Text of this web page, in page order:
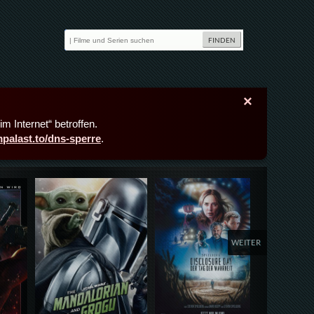
×
Internet“ betroffen.
dns-sperre.
Details,Play Details,Play
WEITER